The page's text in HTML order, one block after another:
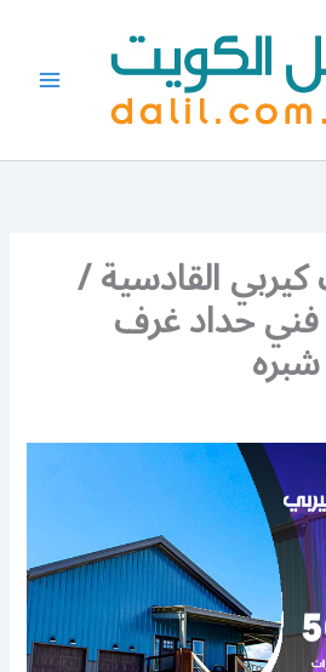
القادسية /
/ فني حداد غرف